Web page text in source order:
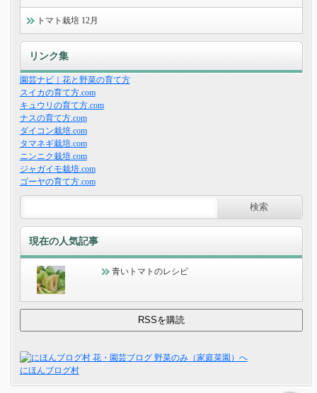
トマト栽培 12月
リンク集
園芸ナビ｜花と野菜の育て方
スイカの育て方.com
キュウリの育て方.com
ナスの育て方.com
ダイコン栽培.com
タマネギ栽培.com
ニンニク栽培.com
ジャガイモ栽培.com
ゴーヤの育て方.com
現在の人気記事
青いトマトのレシピ
にほんブログ村